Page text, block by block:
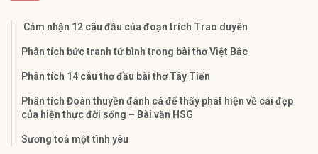
Cảm nhận 12 câu đầu của đoạn trích Trao duyên
Phân tích bức tranh tứ bình trong bài thơ Việt Bắc
Phân tích 14 câu thơ đầu bài thơ Tây Tiến
Phân tích Đoàn thuyền đánh cá để thấy phát hiện về cái đẹp
của hiện thực đời sống – Bài văn HSG
Sương toả một tình yêu